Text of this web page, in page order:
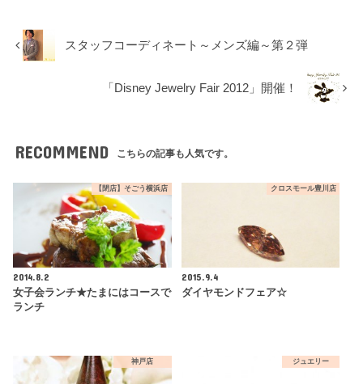
スタッフコーディネート～メンズ編～第２弾
「Disney Jewelry Fair 2012」開催！
RECOMMEND こちらの記事も人気です。
【閉店】そごう横浜店
2014.8.2
女子会ランチ★たまにはコースで
ランチ
クロスモール豊川店
2015.9.4
ダイヤモンドフェア☆
神戸店 ジュエリー